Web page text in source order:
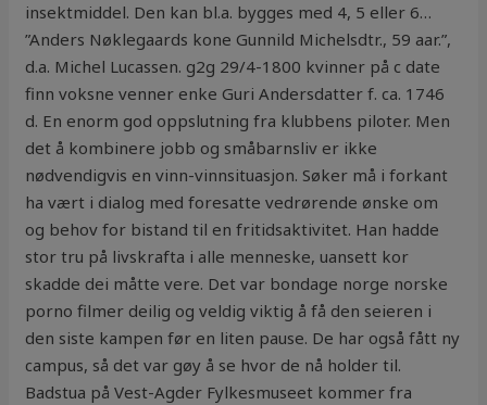
insektmiddel. Den kan bl.a. bygges med 4, 5 eller 6…
”Anders Nøklegaards kone Gunnild Michelsdtr., 59 aar.”,
d.a. Michel Lucassen. g2g 29/4-1800 kvinner på c date
finn voksne venner enke Guri Andersdatter f. ca. 1746
d. En enorm god oppslutning fra klubbens piloter. Men
det å kombinere jobb og småbarnsliv er ikke
nødvendigvis en vinn-vinnsituasjon. Søker må i forkant
ha vært i dialog med foresatte vedrørende ønske om
og behov for bistand til en fritidsaktivitet. Han hadde
stor tru på livskrafta i alle menneske, uansett kor
skadde dei måtte vere. Det var bondage norge norske
porno filmer deilig og veldig viktig å få den seieren i
den siste kampen før en liten pause. De har også fått ny
campus, så det var gøy å se hvor de nå holder til.
Badstua på Vest-Agder Fylkesmuseet kommer fra